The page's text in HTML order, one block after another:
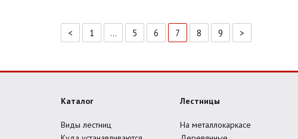
< 1 ... 5 6 7 8 9 >
Каталог
Виды лестниц
Лестницы
На металлокаркасе